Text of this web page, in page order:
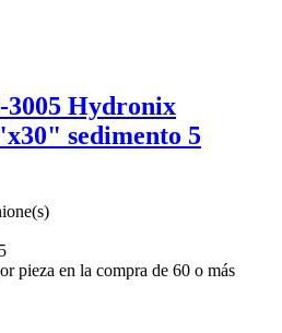
3005 Hydronix
sedimento 5
pieza en la compra de 60 o más